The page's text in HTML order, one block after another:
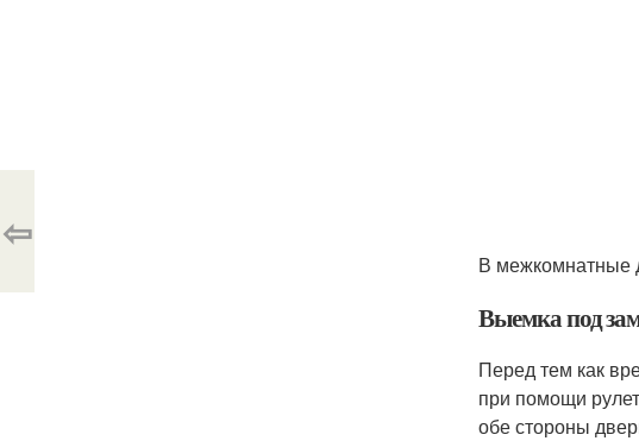
В межкомнатные
Выемка под
Перед тем как
при помощи
обе стороны
⇦